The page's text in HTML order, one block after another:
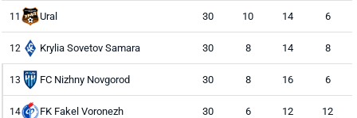
11 Ural 30 10 14 6
12 Krylia Sovetov Samara 30 8 14 8
13 FC Nizhny Novgorod 30 8 16 6
14 FK Fakel Voronezh 30 6 12 12